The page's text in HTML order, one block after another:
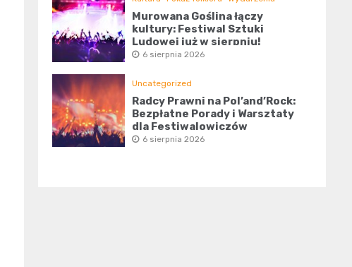
Murowana Goślina łączy
kultury: Festiwal Sztuki
Ludowej już w sierpniu!
6 sierpnia 2026
Uncategorized
Radcy Prawni na Pol’and’Rock:
Bezpłatne Porady i Warsztaty
dla Festiwalowiczów
6 sierpnia 2026